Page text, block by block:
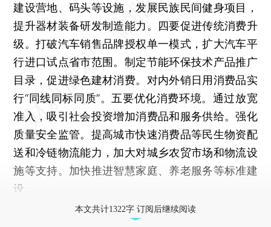
建设营地、码头等设施，发展民族民间健身项目，
提升器材装备研发制造能力。四要促进传统消费升
级。打破汽车销售品牌授权单一模式，扩大汽车平
行进口试点省市范围。制定节能环保技术产品推广
目录，促进绿色建材消费。对内外销日用消费品实
行“同线同标同质”。五要优化消费环境。通过放宽
准入，吸引社会投资增加消费品和服务供给。强化
质量安全监管。提高城市快速消费品等民生物资配
送和冷链物流能力，加大对城乡农贸市场和物流设
施等支持。加快推进智慧家庭、养老服务等标准建
设。
本文共计1322字 订阅后继续阅读